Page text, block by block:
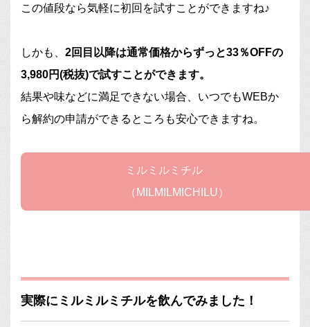
この値段なら気軽に初回を試すことができますね♪
しかも、 2回目以降は通常価格からずっと33％OFFの
3,980円(税抜)で試すことができます。
結果や味などに満足できない場合、いつでもWEBか
ら解約の申請ができるところも安心できますね。
ミルミルミチル
（MILMILMICHILU）
実際にミルミルミチルを飲んでみました！